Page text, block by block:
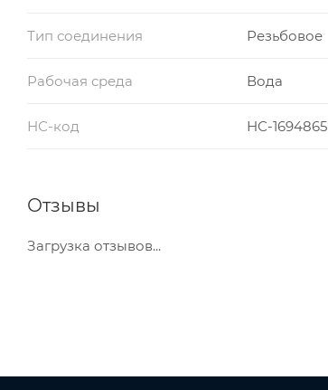
Тип соединения Резьбовое
Рабочая среда Вода
НС-код НС-1694865
Отзывы
Загрузка отзывов...